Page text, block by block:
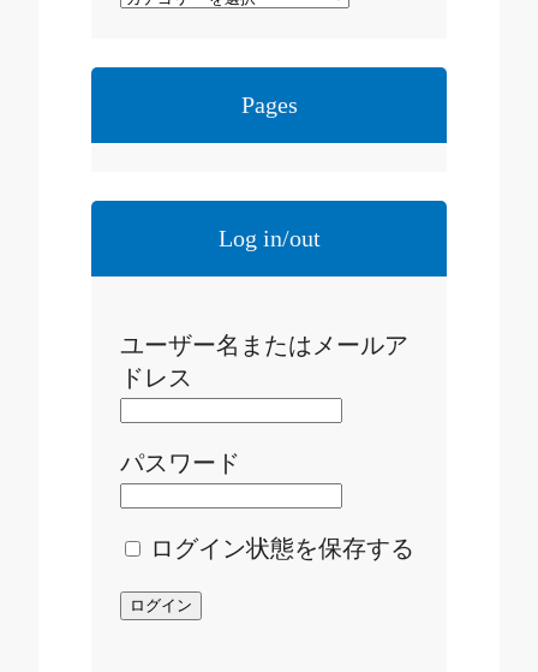
Pages
Log in/out
ユーザー名またはメールア
ドレス
パスワード
ログイン状態を保存する